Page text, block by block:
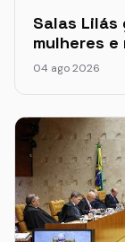
Salas
mulheres
04 ago 2026